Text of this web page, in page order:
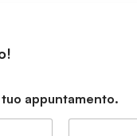
appuntamento.